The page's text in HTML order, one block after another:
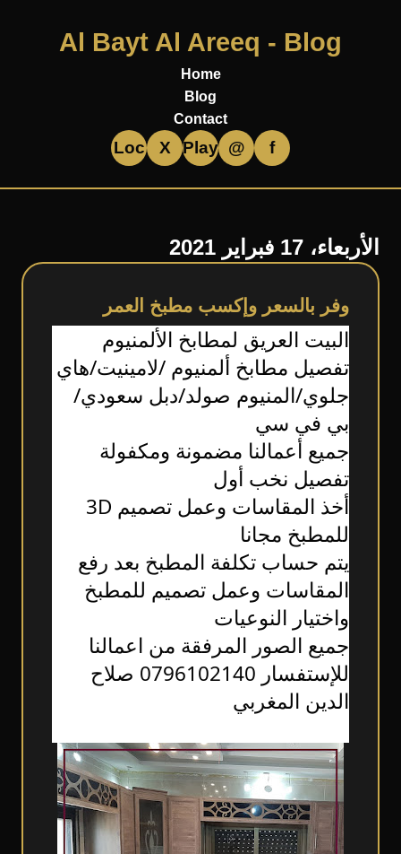
Al Bayt Al Areeq - Blog
Home
Blog
Contact
f
@
Play
X
Loc
الأربعاء، 17 فبراير 2021
وفر بالسعر وإكسب مطبخ العمر
البيت العريق لمطابخ الألمنيوم
جلوي/المنيوم صولد/دبل سعودي/
بي في سي
جميع أعمالنا مضمونة ومكفولة
تفصيل نخب أول
للمطبخ مجانا
واختيار النوعيات
جميع الصور المرفقة من اعمالنا
الدين المغربي